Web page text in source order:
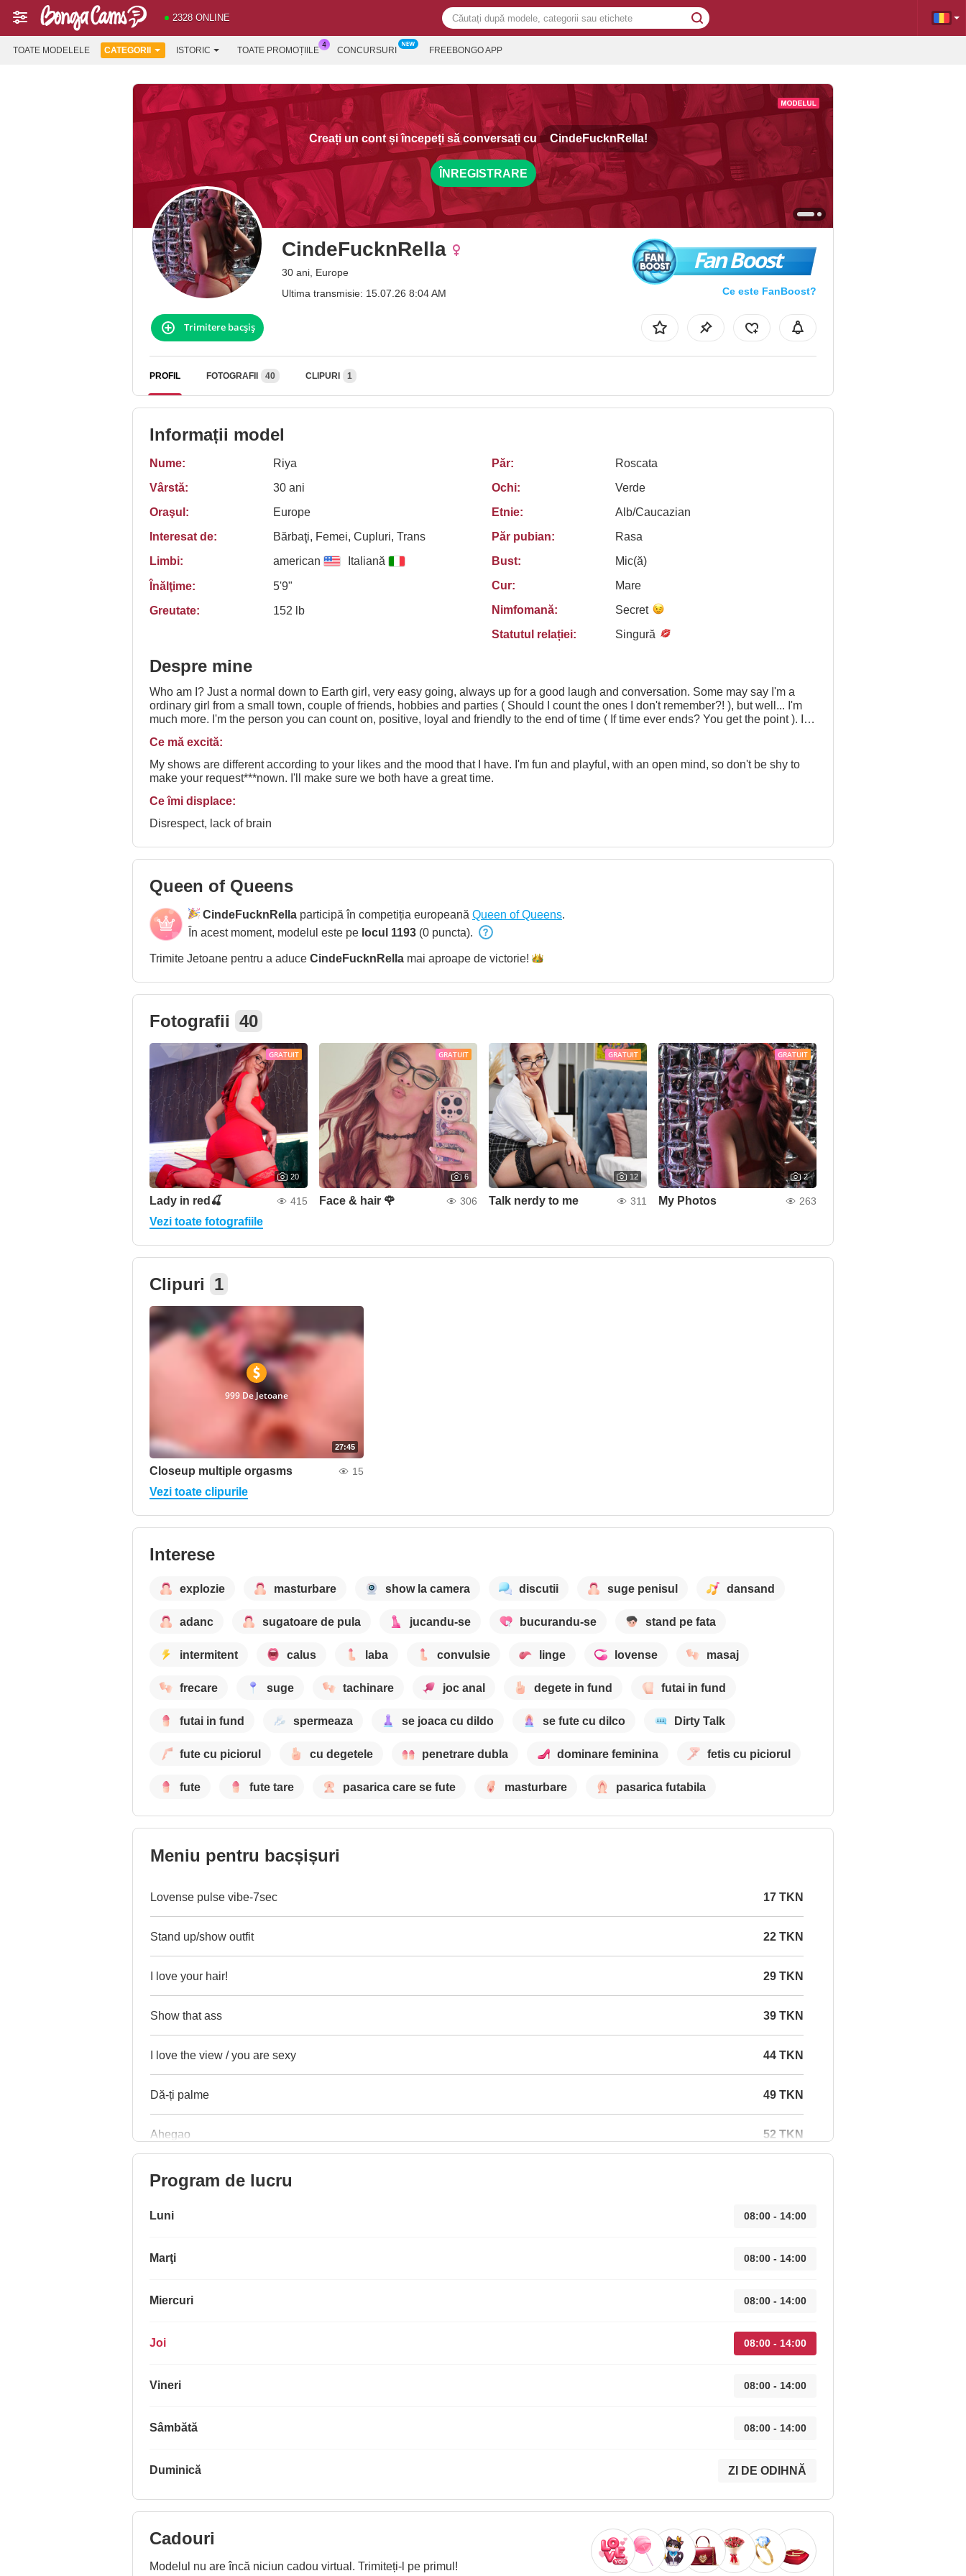
2328 ONLINE
TOATE MODELELE CATEGORII ISTORIC TOATE PROMOȚIILE CONCURSURI FREEBONGO APP
Creați un cont și începeți să conversați cu CindeFucknRella!
ÎNREGISTRARE
CindeFucknRella
30 ani, Europe
Ultima transmisie: 15.07.26 8:04 AM
Fan Boost
Ce este FanBoost?
Trimitere bacşiş
PROFIL FOTOGRAFII 40 CLIPURI 1
Informații model
Nume:
Riya
Vârstă:
30 ani
Oraşul:
Europe
Interesat de:
Bărbaţi, Femei, Cupluri, Trans
Limbi:
american Italiană
Înălţime:
5'9"
Greutate:
152 lb
Păr:
Roscata
Ochi:
Verde
Etnie:
Alb/Caucazian
Păr pubian:
Rasa
Bust:
Mic(ă)
Cur:
Mare
Nimfomană:
Secret
Statutul relației:
Singură
Despre mine
Who am I? Just a normal down to Earth girl, very easy going, always up for a good laugh and conversation. Some may say I'm a
ordinary girl from a small town, couple of friends, hobbies and parties ( Should I count the ones I don't remember?! ), but well... I'm
much more. I'm the person you can count on, positive, loyal and friendly to the end of time ( If time ever ends? You get the point ). I
lover and a cat keeper. You're still reading? Cool, let's do this!
Ce mă excită:
My shows are different according to your likes and the mood that I have. I'm fun and playful, with an open mind, so don't be shy to
make your request***nown. I'll make sure we both have a great time.
Ce îmi displace:
Disrespect, lack of brain
Queen of Queens
CindeFucknRella participă în competiția europeană Queen of Queens.
În acest moment, modelul este pe locul 1193 (0 puncta).
Trimite Jetoane pentru a aduce CindeFucknRella mai aproape de victorie!
Fotografii 40
GRATUIT
20
Lady in red🍒 415
GRATUIT
6
Face & hair 🌹 306
GRATUIT
12
Talk nerdy to me 311
GRATUIT
2
My Photos 263
Vezi toate fotografiile
Clipuri 1
27:45
999 De Jetoane
Closeup multiple orgasms 15
Vezi toate clipurile
Interese
explozie masturbare show la camera discutii suge penisul dansand
adanc sugatoare de pula jucandu-se bucurandu-se stand pe fata
intermitent calus laba convulsie linge lovense masaj
frecare suge tachinare joc anal degete in fund futai in fund
futai in fund spermeaza se joaca cu dildo se fute cu dilco Dirty Talk
fute cu piciorul cu degetele penetrare dubla dominare feminina fetis cu piciorul
fute fute tare pasarica care se fute masturbare pasarica futabila
Meniu pentru bacșișuri
Lovense pulse vibe-7sec 17 TKN
Stand up/show outfit 22 TKN
I love your hair! 29 TKN
Show that ass 39 TKN
I love the view / you are sexy 44 TKN
Dă-ți palme 49 TKN
Ahegao 52 TKN
Program de lucru
Luni 08:00 - 14:00
Marţi 08:00 - 14:00
Miercuri 08:00 - 14:00
Joi 08:00 - 14:00
Vineri 08:00 - 14:00
Sâmbătă 08:00 - 14:00
Duminică ZI DE ODIHNĂ
Cadouri
Modelul nu are încă niciun cadou virtual. Trimiteți‑l pe primul!